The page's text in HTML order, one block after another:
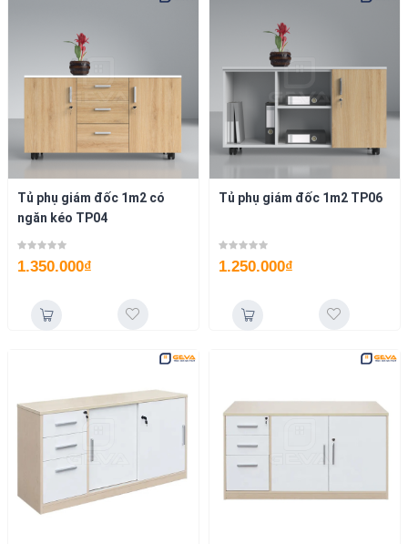
Tủ phụ giám đốc 1m2 có
ngăn kéo TP04
1.350.000₫
Tủ phụ giám đốc 1m2 TP06
1.250.000₫